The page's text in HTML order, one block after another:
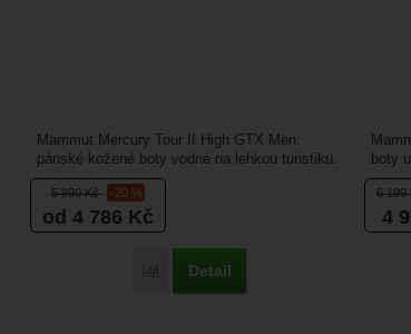
5 990Kč -20 %
od 4 786 Kč
Porovnat
Detail
Mammut Mercury Tour II High GTX Men:
pánské kožené boty vodné na lehkou turistiku.
Boty jsou vyrobeny...
6 199
4
boty